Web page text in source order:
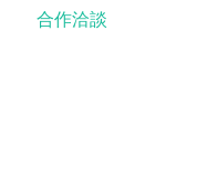
合作洽談